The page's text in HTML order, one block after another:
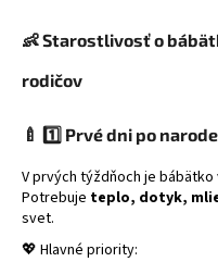
👶Starostlivosť o
rodičov
🍼 1️⃣ Prvé dni po
V prvých týždňoch je
Potrebuje teplo, dotyk,
svet.
💖 Hlavné priority:
e
u
j
t
e
n